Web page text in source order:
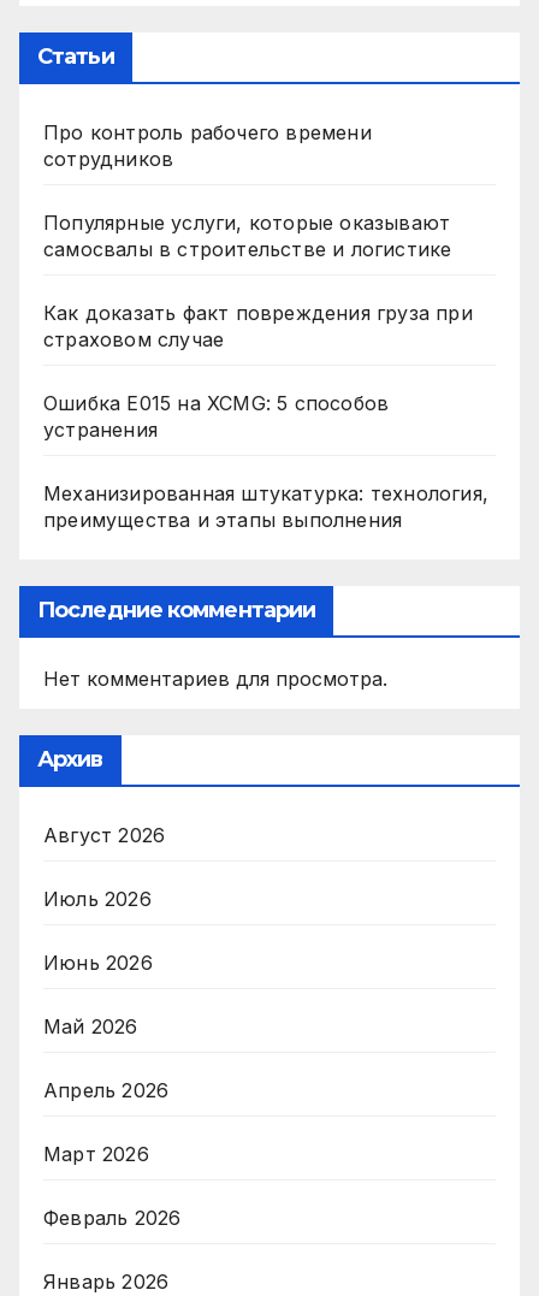
Статьи
Про контроль рабочего времени
сотрудников
Популярные услуги, которые оказывают
самосвалы в строительстве и логистике
Как доказать факт повреждения груза при
страховом случае
Ошибка E015 на XCMG: 5 способов
устранения
Механизированная штукатурка: технология,
преимущества и этапы выполнения
Последние комментарии
Нет комментариев для просмотра.
Архив
Август 2026
Июль 2026
Июнь 2026
Май 2026
Апрель 2026
Март 2026
Февраль 2026
Январь 2026